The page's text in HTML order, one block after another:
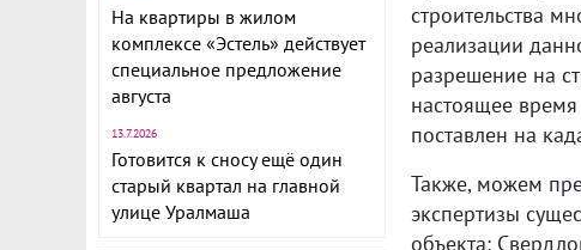
На квартиры в жилом
комплексе «Эстель» действует
специальное предложение
августа
13.7.2026
Готовится к сносу ещё один
старый квартал на главной
улице Уралмаша
строительства
реализации
разрешение на
настоящее
поставлен на
Также, можем
экспертизы
объекта: